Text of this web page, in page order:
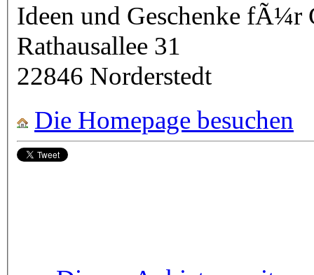
Ideen und Geschenke fÃ¼r
Rathausallee 31
22846 Norderstedt
Die Homepage besuchen